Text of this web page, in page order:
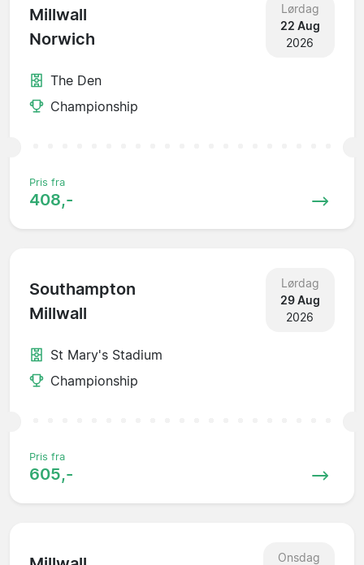
Millwall
Norwich
Lørdag
22 Aug
2026
The Den
Championship
Pris fra
408,-
Southampton
Millwall
Lørdag
29 Aug
2026
St Mary's Stadium
Championship
Pris fra
605,-
Onsdag